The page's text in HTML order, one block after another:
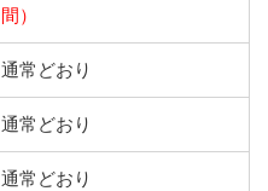
間）
通常どおり
通常どおり
通常どおり